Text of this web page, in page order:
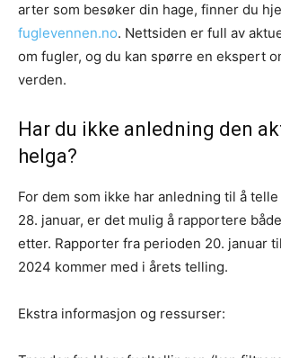
arter som besøker din hage, finner du
fuglevennen.no. Nettsiden er full av
om fugler, og du kan spørre en ekspert
verden.
Har du ikke anledning den
helga?
For dem som ikke har anledning til å
28. januar, er det mulig å rapportere
etter. Rapporter fra perioden 20. januar
2024 kommer med i årets telling.
Ekstra informasjon og ressurser: